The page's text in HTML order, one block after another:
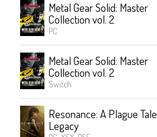
Metal Gear Solid: Master
Collection vol. 2
PC
Metal Gear Solid: Master
Collection vol. 2
Switch
Resonance: A Plague Tale
Legacy